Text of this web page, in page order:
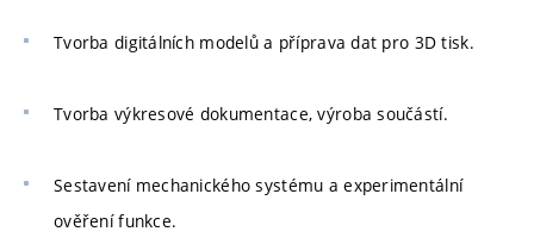
Tvorba digitálních modelů a příprava dat pro 3D tisk.
Tvorba výkresové dokumentace, výroba součástí.
Sestavení mechanického systému a experimentální
ověření funkce.